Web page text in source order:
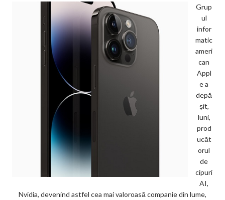
Grup
ul
infor
matic
ameri
can
Appl
e a
depă
șit,
luni,
prod
ucăt
orul
de
cipuri
AI,
Nvidia, devenind astfel cea mai valoroasă companie din lume,